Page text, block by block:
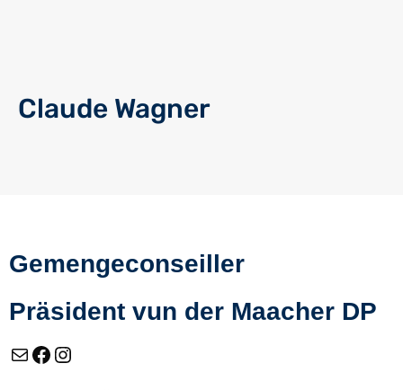
Claude Wagner
Gemengeconseiller
Präsident vun der Maacher DP